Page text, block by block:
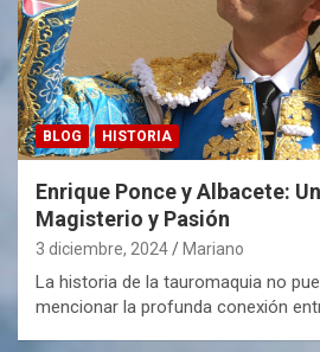
BLOG HISTORIA
Enrique Ponce y Albacete:
Magisterio y Pasión
3 diciembre, 2024 Mariano
La historia de la tauromaquia no
mencionar la profunda conexión